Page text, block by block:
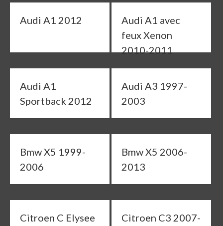
Audi A1 2012
Audi A1 avec
feux Xenon
2010-2011
Audi A1
Sportback 2012
Audi A3 1997-
2003
Bmw X5 1999-
2006
Bmw X5 2006-
2013
Citroen C Elysee
Citroen C3 2007-